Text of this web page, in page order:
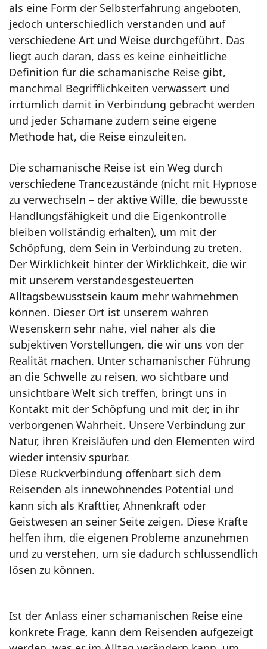
als eine Form der Selbsterfahrung angeboten,
jedoch unterschiedlich verstanden und auf
verschiedene Art und Weise durchgeführt. Das
liegt auch daran, dass es keine einheitliche
Definition für die schamanische Reise gibt,
manchmal Begrifflichkeiten verwässert und
irrtümlich damit in Verbindung gebracht werden
und jeder Schamane zudem seine eigene
Methode hat, die Reise einzuleiten.
Die schamanische Reise ist ein Weg durch
verschiedene Trancezustände (nicht mit Hypnose
zu verwechseln – der aktive Wille, die bewusste
Handlungsfähigkeit und die Eigenkontrolle
bleiben vollständig erhalten), um mit der
Schöpfung, dem Sein in Verbindung zu treten.
Der Wirklichkeit hinter der Wirklichkeit, die wir
mit unserem verstandesgesteuerten
Alltagsbewusstsein kaum mehr wahrnehmen
können. Dieser Ort ist unserem wahren
Wesenskern sehr nahe, viel näher als die
subjektiven Vorstellungen, die wir uns von der
Realität machen. Unter schamanischer Führung
an die Schwelle zu reisen, wo sichtbare und
unsichtbare Welt sich treffen, bringt uns in
Kontakt mit der Schöpfung und mit der, in ihr
verborgenen Wahrheit. Unsere Verbindung zur
Natur, ihren Kreisläufen und den Elementen wird
wieder intensiv spürbar.
Diese Rückverbindung offenbart sich dem
Reisenden als innewohnendes Potential und
kann sich als Krafttier, Ahnenkraft oder
Geistwesen an seiner Seite zeigen. Diese Kräfte
helfen ihm, die eigenen Probleme anzunehmen
und zu verstehen, um sie dadurch schlussendlich
lösen zu können.
Ist der Anlass einer schamanischen Reise eine
konkrete Frage, kann dem Reisenden aufgezeigt